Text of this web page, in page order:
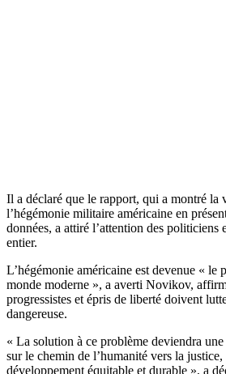
Il a déclaré que le rapport, qui a montré la
l’hégémonie militaire américaine en
données, a attiré l’attention des politiciens
entier.
L’hégémonie américaine est devenue « le
monde moderne », a averti Novikov,
progressistes et épris de liberté doivent
dangereuse.
« La solution à ce problème deviendra
sur le chemin de l’humanité vers la
développement équitable et durable », a